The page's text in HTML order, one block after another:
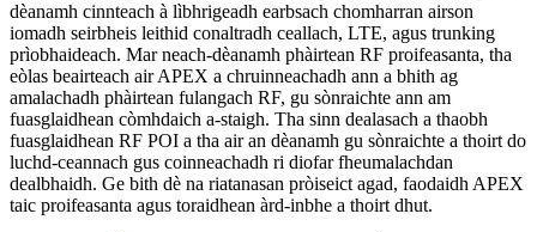
dèanamh cinnteach à lìbhrigeadh earbsach chomharran airson
iomadh seirbheis leithid conaltradh ceallach, LTE, agus trunking
prìobhaideach. Mar neach-dèanamh phàirtean RF proifeasanta, tha
eòlas beairteach air APEX a chruinneachadh ann a bhith ag
amalachadh phàirtean fulangach RF, gu sònraichte ann am
fuasglaidhean còmhdaich a-staigh. Tha sinn dealasach a thaobh
fuasglaidhean RF POI a tha air an dèanamh gu sònraichte a thoirt do
luchd-ceannach gus coinneachadh ri diofar fheumalachdan
dealbhaidh. Ge bith dè na riatanasan pròiseict agad, faodaidh APEX
taic proifeasanta agus toraidhean àrd-inbhe a thoirt dhut.